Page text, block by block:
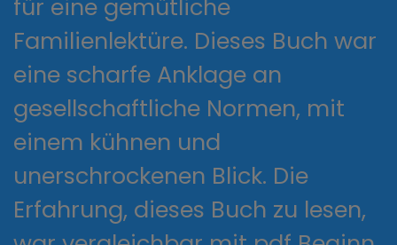
für eine gemütliche
Familienlektüre. Dieses Buch war
eine scharfe Anklage an
gesellschaftliche Normen, mit
einem kühnen und
unerschrockenen Blick. Die
Erfahrung, dieses Buch zu lesen,